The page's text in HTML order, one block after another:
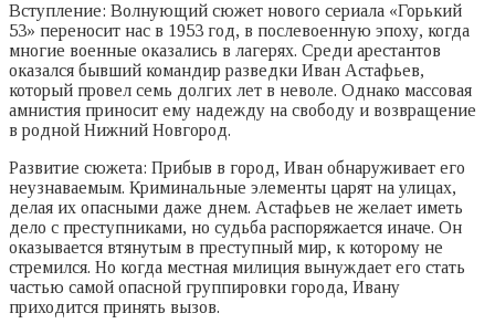
Вступление: Волнующий сюжет нового сериала «Горький
53» переносит нас в 1953 год, в послевоенную эпоху, когда
многие военные оказались в лагерях. Среди арестантов
оказался бывший командир разведки Иван Астафьев,
который провел семь долгих лет в неволе. Однако массовая
амнистия приносит ему надежду на свободу и возвращение
в родной Нижний Новгород.
Развитие сюжета: Прибыв в город, Иван обнаруживает его
неузнаваемым. Криминальные элементы царят на улицах,
делая их опасными даже днем. Астафьев не желает иметь
дело с преступниками, но судьба распоряжается иначе. Он
оказывается втянутым в преступный мир, к которому не
стремился. Но когда местная милиция вынуждает его стать
частью самой опасной группировки города, Ивану
приходится принять вызов.